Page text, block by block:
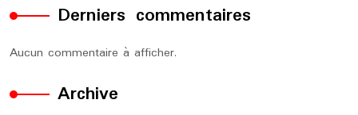
Derniers commentaires
Aucun commentaire à afficher.
Archive